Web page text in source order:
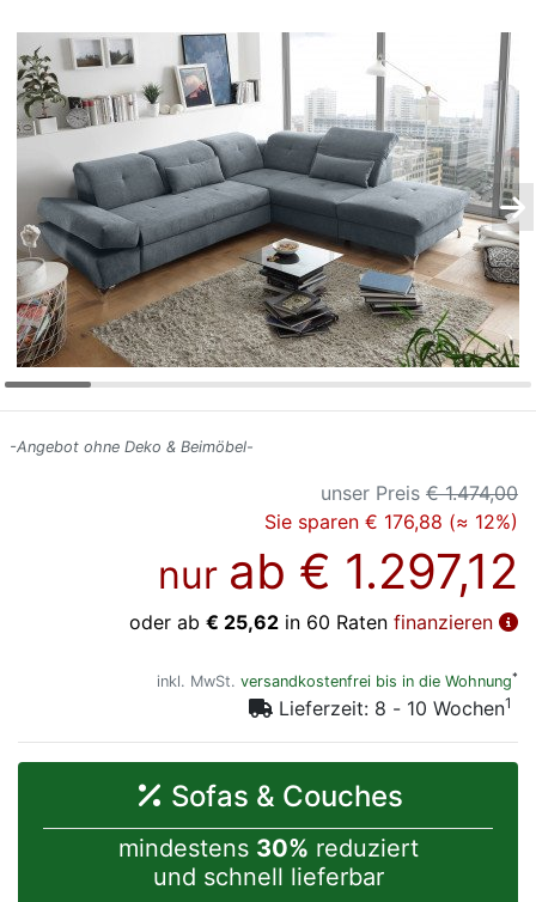
-Angebot ohne Deko & Beimöbel-
unser Preis € 1.474,00
Sie sparen € 176,88 (≈ 12%)
nur ab € 1.297,12
oder ab € 25,62 in 60 Raten finanzieren
inkl. MwSt. versandkostenfrei bis in die Wohnung*
Lieferzeit: 8 - 10 Wochen1
Sofas & Couches
mindestens 30% reduziert
und schnell lieferbar
Polsterplaner
Möbel-
Konfigurator
0%
Finanzierung
Markenwelt
Letz-
Deals